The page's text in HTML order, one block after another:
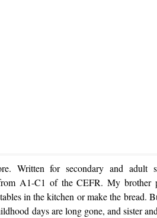
Written for secondary and adult
A1-C1 of the CEFR. My brother
in the kitchen or make the bread.
days are long gone, and sister